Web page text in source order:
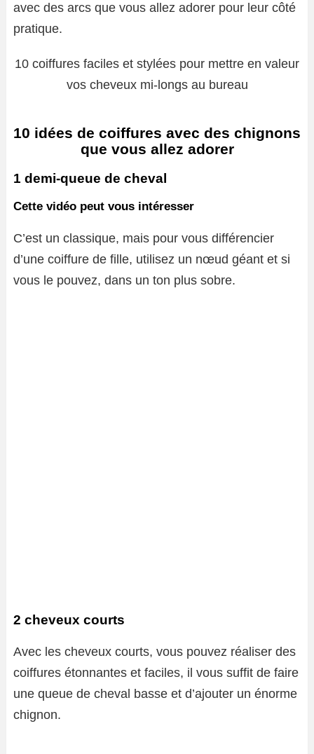
avec des arcs que vous allez adorer pour leur côté
pratique.
10 coiffures faciles et stylées pour mettre en valeur
vos cheveux mi-longs au bureau
10 idées de coiffures avec des chignons
que vous allez adorer
1 demi-queue de cheval
Cette vidéo peut vous intéresser
C’est un classique, mais pour vous différencier
d’une coiffure de fille, utilisez un nœud géant et si
vous le pouvez, dans un ton plus sobre.
2 cheveux courts
Avec les cheveux courts, vous pouvez réaliser des
coiffures étonnantes et faciles, il vous suffit de faire
une queue de cheval basse et d’ajouter un énorme
chignon.